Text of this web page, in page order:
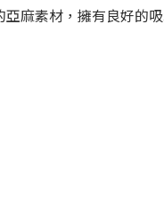
麻素材，擁有良好的